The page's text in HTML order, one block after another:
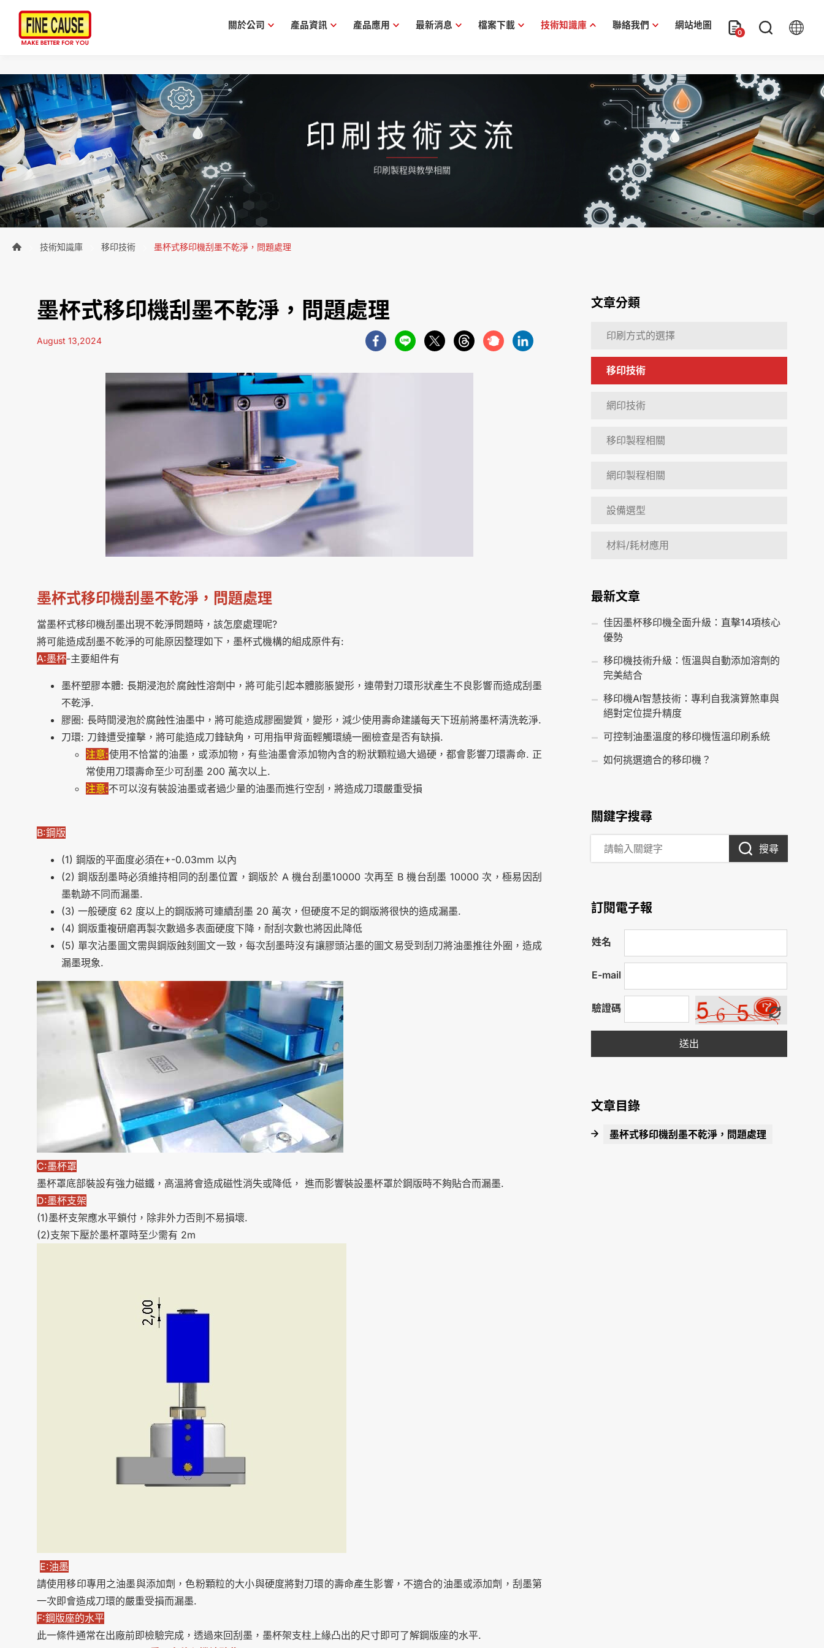
關於公司 產品資訊 產品應用 最新消息 檔案下載 技術知識庫 聯絡我們 網站地圖
0
印刷技術交流
印刷製程與教學相關
技術知識庫 移印技術 墨杯式移印機刮墨不乾淨，問題處理
墨杯式移印機刮墨不乾淨，問題處理
August 13,2024
墨杯式移印機刮墨不乾淨，問題處理
當墨杯式移印機刮墨出現不乾淨問題時，該怎麼處理呢?
將可能造成刮墨不乾淨的可能原因整理如下，墨杯式機構的組成原件有:
A:墨杯-主要組件有
墨杯塑膠本體: 長期浸泡於腐蝕性溶劑中，將可能引起本體膨脹變形，連帶對刀環形狀產生不良影響而造成刮墨
不乾淨.
膠圈: 長時間浸泡於腐蝕性油墨中，將可能造成膠圈變質，變形，減少使用壽命建議每天下班前將墨杯清洗乾淨.
刀環: 刀鋒遭受撞擊，將可能造成刀鋒缺角，可用指甲背面輕觸環繞一圈檢查是否有缺損.
注意:使用不恰當的油墨，或添加物，有些油墨會添加物內含的粉狀顆粒過大過硬，都會影響刀環壽命. 正
常使用刀環壽命至少可刮墨 200 萬次以上.
注意:不可以沒有裝設油墨或者過少量的油墨而進行空刮，將造成刀環嚴重受損
B:鋼版
(1) 鋼版的平面度必須在+-0.03mm 以內
(2)鋼版刮墨時必須維持相同的刮墨位置，鋼版於 A 機台刮墨10000 次再至 B 機台刮墨 10000 次，極易因刮
墨軌跡不同而漏墨.
(3) 一般硬度 62 度以上的鋼版將可連續刮墨 20 萬次，但硬度不足的鋼版將很快的造成漏墨.
(4) 鋼版重複研磨再製次數過多表面硬度下降，耐刮次數也將因此降低
(5) 單次沾墨圖文需與鋼版蝕刻圖文一致，每次刮墨時沒有讓膠頭沾墨的圖文易受到刮刀將油墨推往外圈，造成
漏墨現象.
C:墨杯罩
墨杯罩底部裝設有強力磁鐵，高溫將會造成磁性消失或降低， 進而影響裝設墨杯罩於鋼版時不夠貼合而漏墨.
D:墨杯支架
(1)墨杯支架應水平鎖付，除非外力否則不易損壞.
(2)支架下壓於墨杯罩時至少需有 2m
E:油墨
請使用移印專用之油墨與添加劑，色粉顆粒的大小與硬度將對刀環的壽命產生影響，不適合的油墨或添加劑，刮墨第
一次即會造成刀環的嚴重受損而漏墨.
F:鋼版座的水平
此一條件通常在出廠前即檢驗完成，透過來回刮墨，墨杯架支柱上緣凸出的尺寸即可了解鋼版座的水平.
文章分類
印刷方式的選擇
移印技術
網印技術
移印製程相關
網印製程相關
設備選型
材料/耗材應用
最新文章
佳因墨杯移印機全面升級：直擊14項核心
優勢
移印機技術升級：恆溫與自動添加溶劑的
完美結合
移印機AI智慧技術：專利自我演算煞車與
絕對定位提升精度
可控制油墨溫度的移印機恆溫印刷系統
如何挑選適合的移印機？
關鍵字搜尋
搜尋
訂閱電子報
姓名
E-mail
驗證碼
送出
文章目錄
墨杯式移印機刮墨不乾淨，問題處理